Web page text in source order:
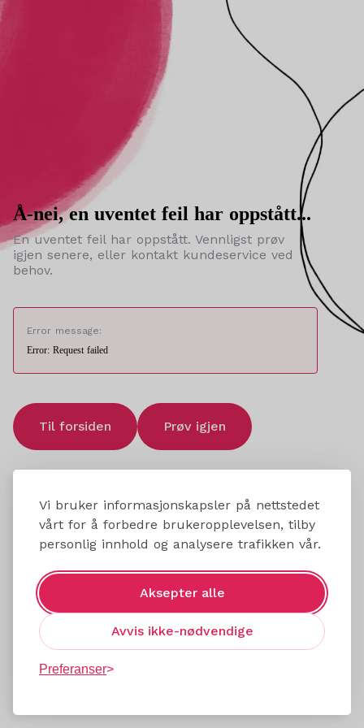
Vi bruker informasjonskapsler på nettstedet
vårt for å forbedre brukeropplevelsen, tilby
personlig innhold og analysere trafikken vår.
Aksepter alle
Avvis ikke-nødvendige
Preferanser
Å-nei, en uventet feil har oppstått...
En uventet feil har oppstått. Vennligst prøv
igjen senere, eller kontakt kundeservice ved
behov.
Error message:
Error: Request failed
Til forsiden Prøv igjen